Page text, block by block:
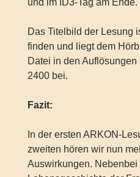
Das Titelbild der Lesung
finden und liegt dem
Datei in den
2400 bei.
Fazit:
In der ersten ARKON-
zweiten hören wir nun
Auswirkungen. Nebenbei